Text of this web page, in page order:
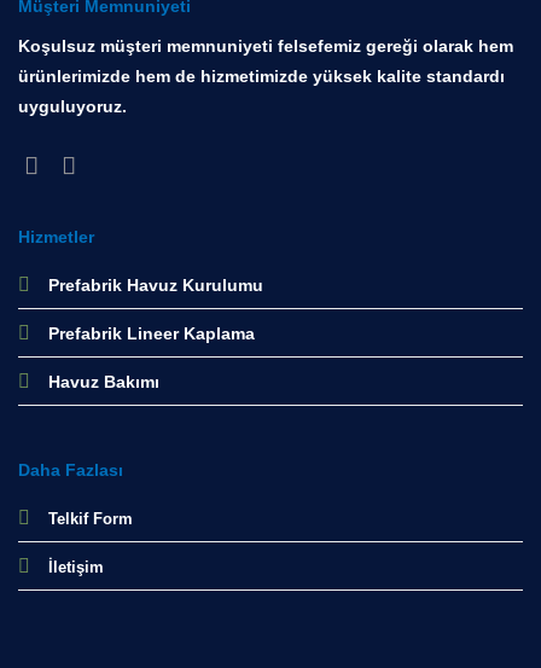
Müşteri Memnuniyeti
Koşulsuz müşteri memnuniyeti felsefemiz gereği olarak hem
ürünlerimizde hem de hizmetimizde yüksek kalite standardı
uyguluyoruz.
Hizmetler
Prefabrik Havuz Kurulumu
Prefabrik Lineer Kaplama
Havuz Bakımı
Daha Fazlası
Telkif Form
İletişim